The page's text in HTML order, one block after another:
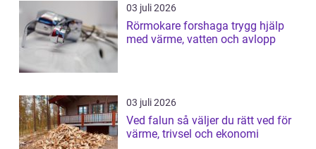
03 juli 2026
Rörmokare forshaga trygg hjälp
med värme, vatten och avlopp
03 juli 2026
Ved falun så väljer du rätt ved för
värme, trivsel och ekonomi